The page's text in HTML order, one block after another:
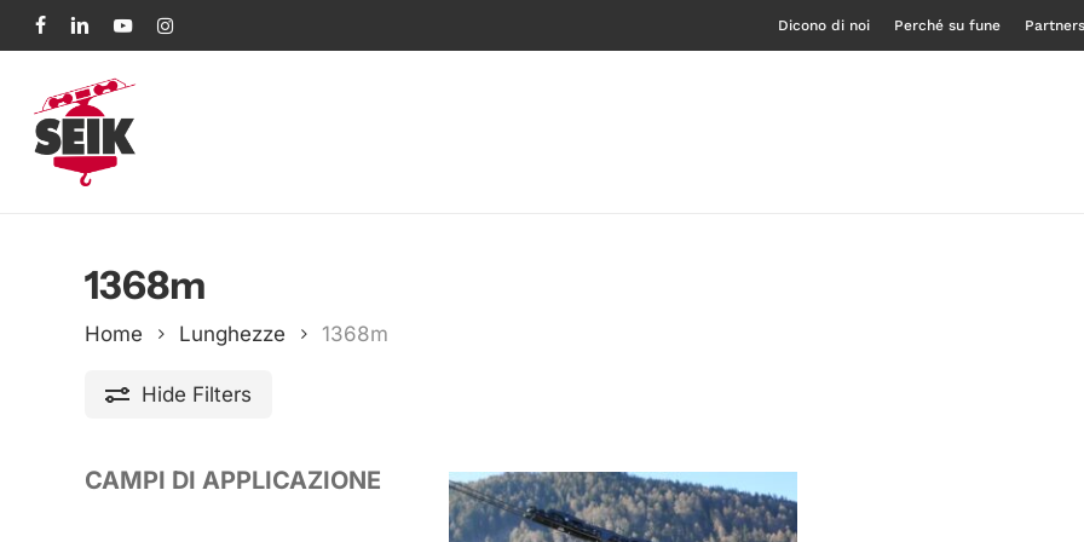
Skip
to
content
Dicono di noi Perché su fune Partners
1368m
Home Lunghezze 1368m
Hide Filters
CAMPI DI APPLICAZIONE